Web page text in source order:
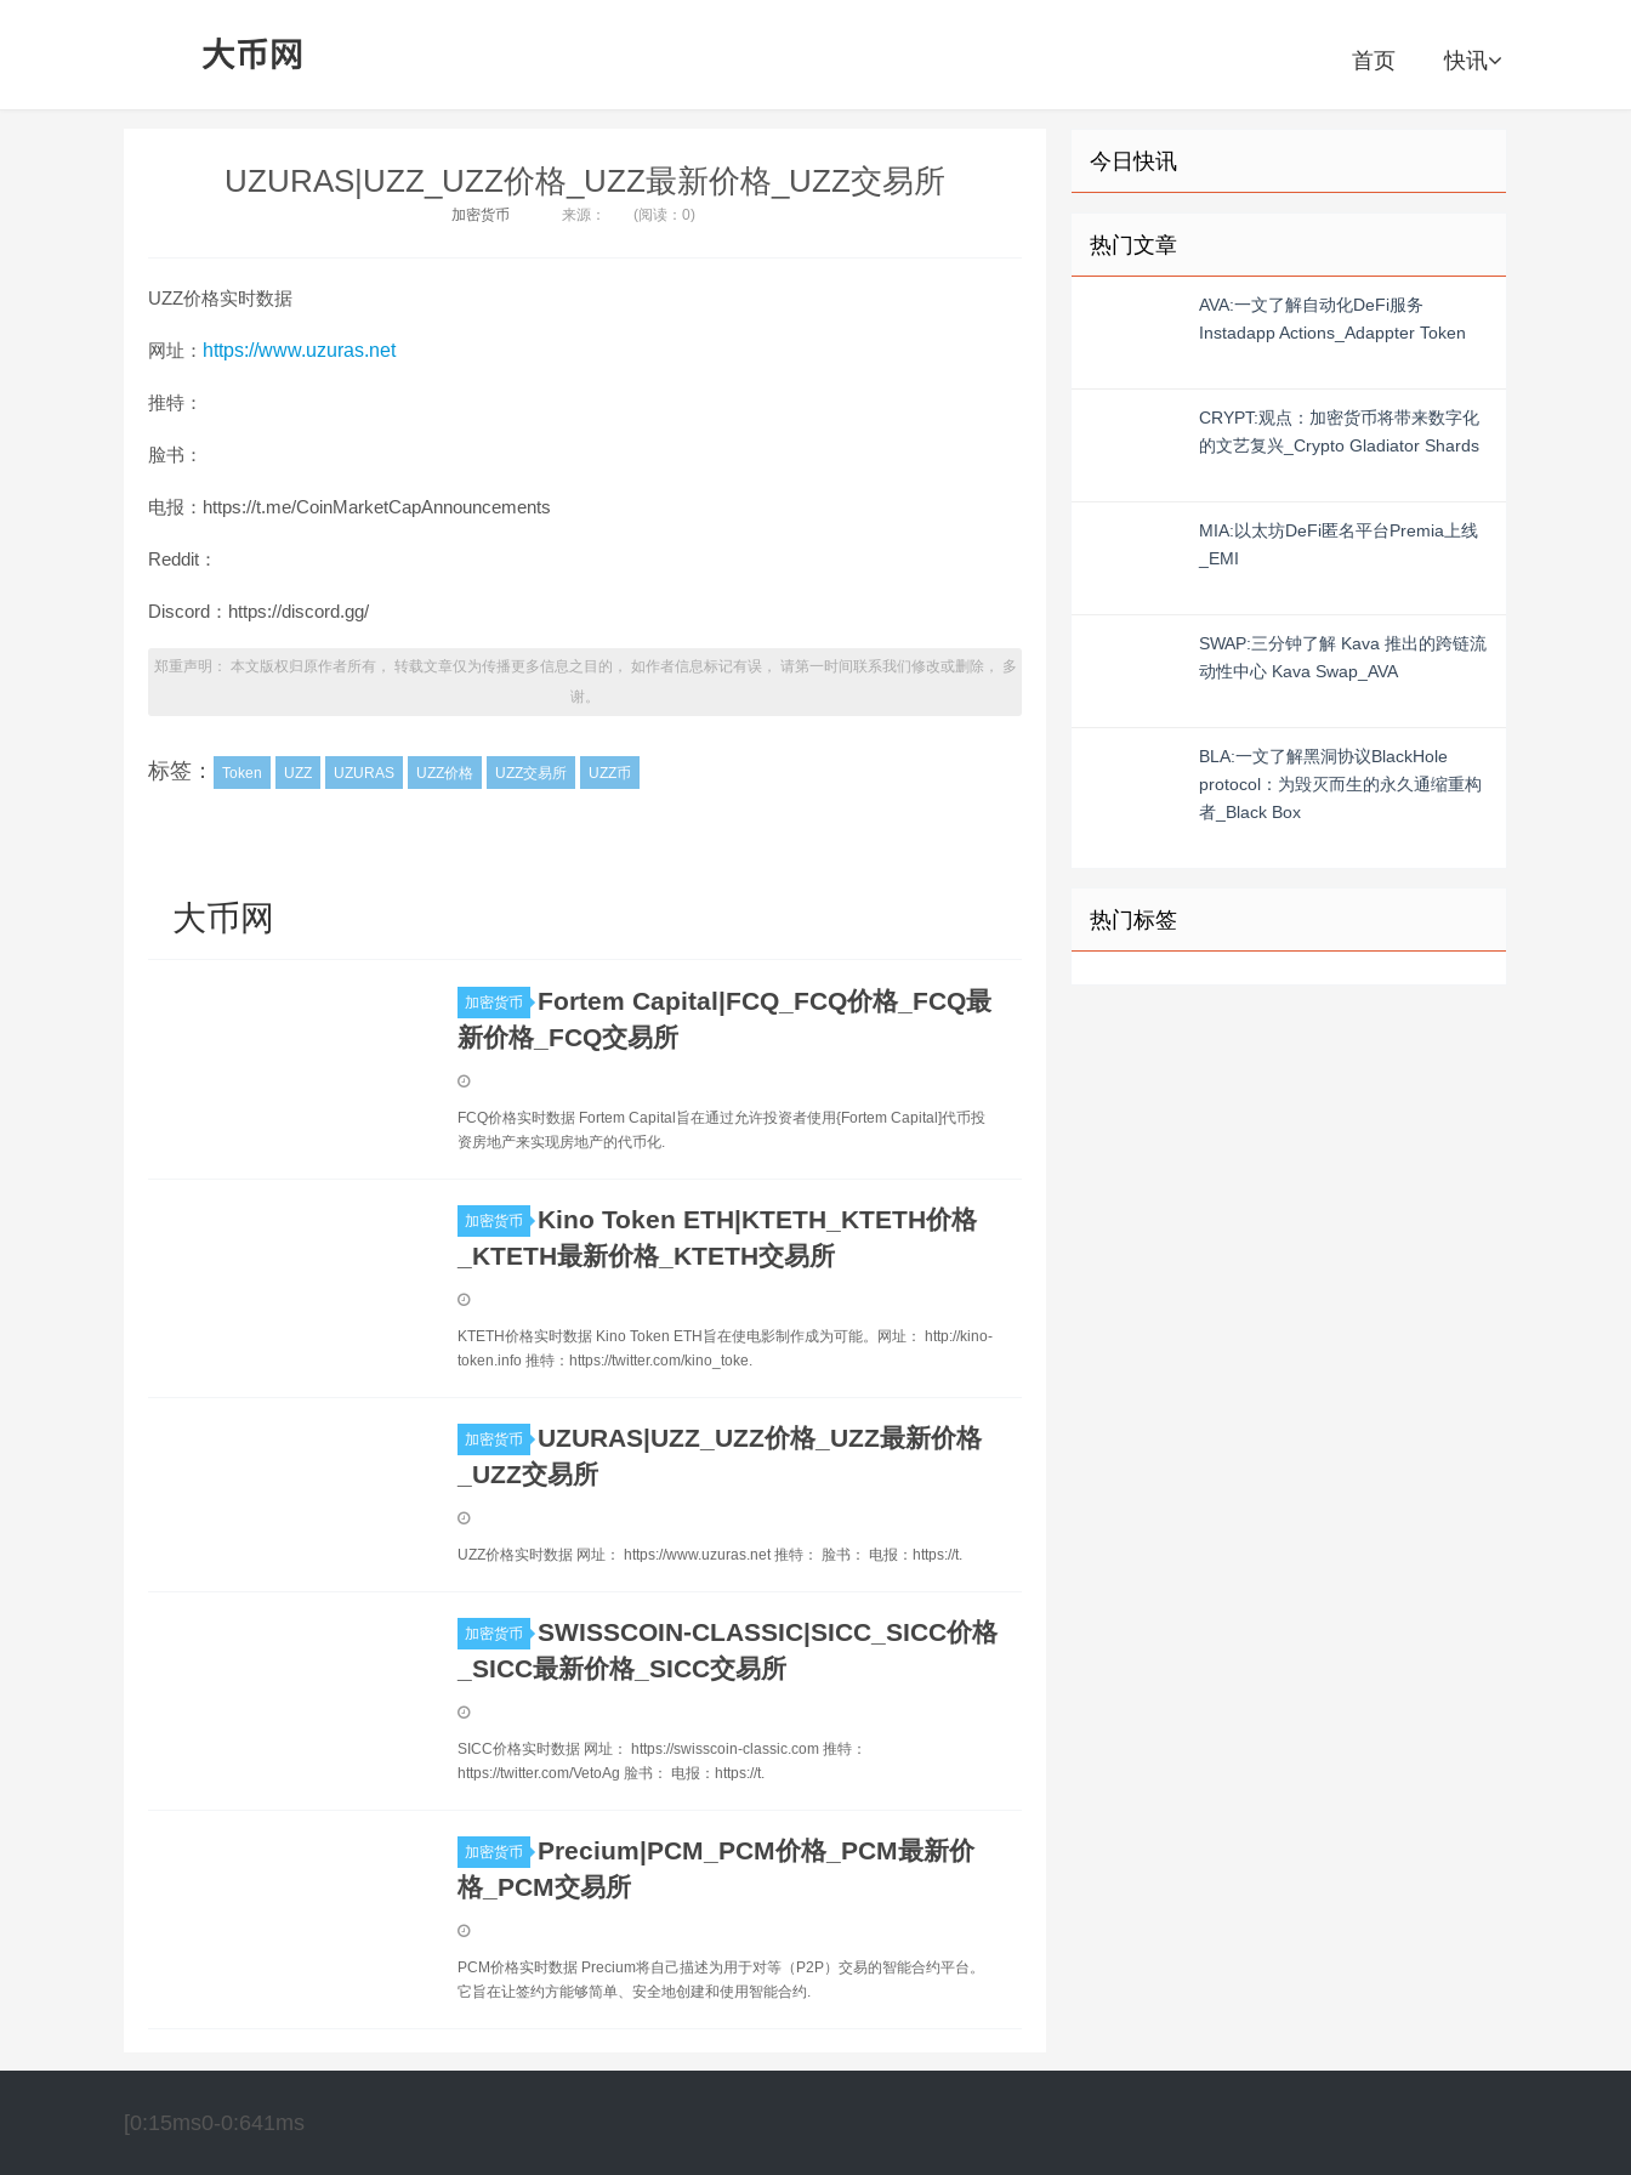
首页 快讯
UZURAS|UZZ_UZZ价格_UZZ最新价格_UZZ交易所
加密货币 来源： (阅读：0)
UZZ价格实时数据
网址： https://www.uzuras.net
推特：
脸书：
电报：https://t.me/CoinMarketCapAnnouncements
Reddit：
Discord：https://discord.gg/
郑重声明： 本文版权归原作者所有， 转载文章仅为传播更多信息之目的， 如作者信息标记有误， 请第一时间联系我们修改或删除， 多
谢。
标签： Token UZZ UZURAS UZZ价格 UZZ交易所 UZZ币
大币网
加密货币
Fortem Capital|FCQ_FCQ价格_FCQ最
新价格_FCQ交易所
FCQ价格实时数据 Fortem Capital旨在通过允许投资者使用{Fortem Capital]代币投
资房地产来实现房地产的代币化.
加密货币
Kino Token ETH|KTETH_KTETH价格
_KTETH最新价格_KTETH交易所
KTETH价格实时数据 Kino Token ETH旨在使电影制作成为可能。网址： http://kino-
token.info 推特：https://twitter.com/kino_toke.
加密货币
UZURAS|UZZ_UZZ价格_UZZ最新价格
_UZZ交易所
UZZ价格实时数据 网址： https://www.uzuras.net 推特： 脸书： 电报：https://t.
加密货币
SWISSCOIN-CLASSIC|SICC_SICC价格
_SICC最新价格_SICC交易所
SICC价格实时数据 网址： https://swisscoin-classic.com 推特：
https://twitter.com/VetoAg 脸书： 电报：https://t.
加密货币
Precium|PCM_PCM价格_PCM最新价
格_PCM交易所
PCM价格实时数据 Precium将自己描述为用于对等（P2P）交易的智能合约平台。
它旨在让签约方能够简单、安全地创建和使用智能合约.
今日快讯
热门文章
AVA:一文了解自动化DeFi服务
Instadapp Actions_Adappter Token
CRYPT:观点：加密货币将带来数字化
的文艺复兴_Crypto Gladiator Shards
MIA:以太坊DeFi匿名平台Premia上线
_EMI
SWAP:三分钟了解 Kava 推出的跨链流
动性中心 Kava Swap_AVA
BLA:一文了解黑洞协议BlackHole
protocol：为毁灭而生的永久通缩重构
者_Black Box
热门标签
[0:15ms0-0:641ms